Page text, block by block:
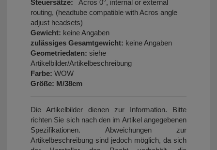
Steuersätze:
Acros 0°, internal or external
routing, (headtube compatible with Acros angle
adjust headsets)
Gewicht: keine Angaben
zulässiges Gesamtgewicht: keine Angaben
Geometriedaten: siehe
Artikelbilder/Artikelbeschreibung
Farbe: WOW
Größe: M/38cm
Die Artikelbilder dienen zur Information. Bitte
richten Sie sich nach den im Artikel angegebenen
Spezifikationen. Abweichungen zur
Artikelbeschreibung sind jedoch möglich, da sich